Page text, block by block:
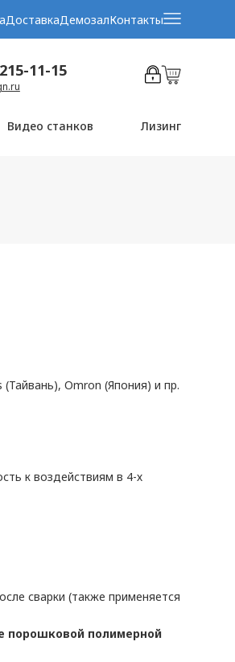
ДоставкаДемозалКонтакты
11-15
Видео станков Лизинг
Omron (Япония) и пр.
к воздействиям в 4-х
сварки (также применяется
порошковой полимерной